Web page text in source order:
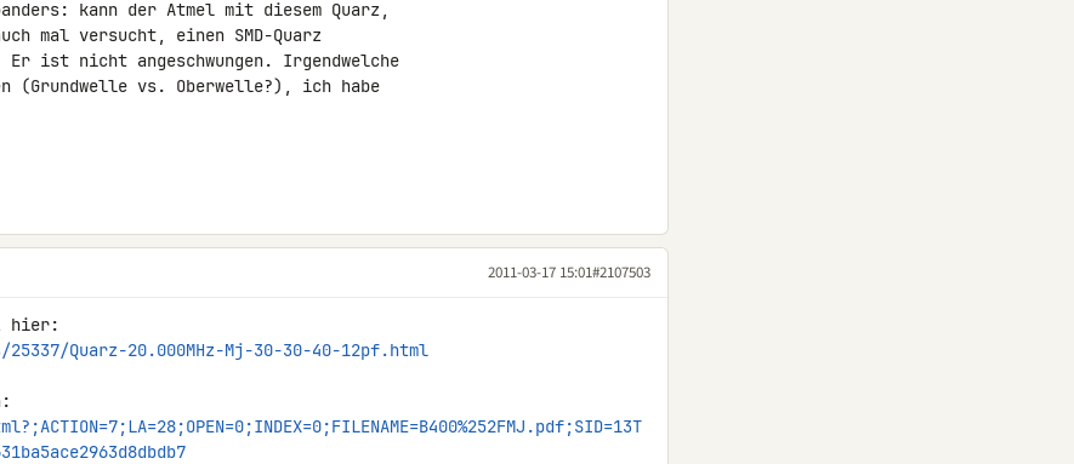
kann der Atmel mit diesem Quarz,
mal versucht, einen SMD-Quarz
ist nicht angeschwungen. Irgendwelche
(Grundwelle vs. Oberwelle?), ich habe
2011-03-17 15:01#2107503
Quarz-20.000MHz-Mj-30-30-40-12pf.html